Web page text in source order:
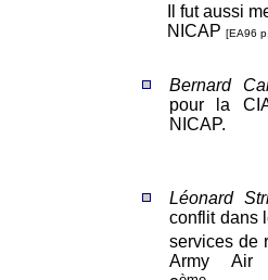
Il fut aussi
NICAP [EA96
Bernard
pour la
NICAP.
Léonard
conflit dans
services de
Army